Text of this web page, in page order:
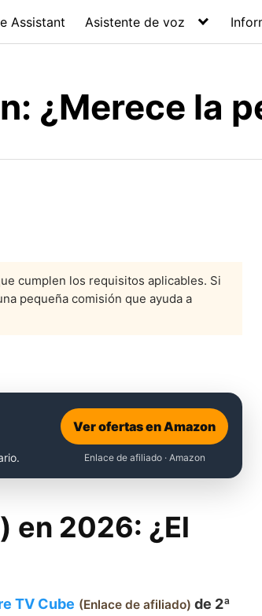
Assistant Asistente de voz
¿Merece la
cumplen los requisitos aplicables. Si
pequeña comisión que ayuda a
Ver ofertas en Amazon
Enlace de afiliado · Amazon
en 2026: ¿El
TV Cube Enlace de afiliado de 2ª